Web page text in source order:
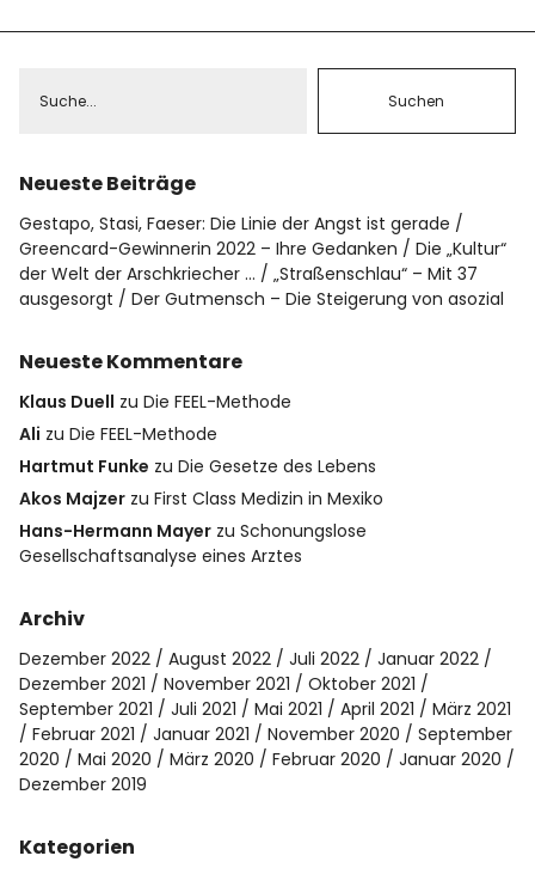
Newsletter
Datenschutz
Info
Neueste Beiträge
Gestapo, Stasi, Faeser: Die Linie der Angst ist gerade
Greencard-Gewinnerin 2022 – Ihre Gedanken
Die „Kultur“
der Welt der Arschkriecher …
„Straßenschlau“ – Mit 37
ausgesorgt
Der Gutmensch – Die Steigerung von asozial
Neueste Kommentare
Klaus Duell zuDie FEEL-Methode
Ali zuDie FEEL-Methode
Hartmut Funke zuDie Gesetze des Lebens
Akos Majzer zuFirst Class Medizin in Mexiko
Hans-Hermann Mayer zuSchonungslose
Gesellschaftsanalyse eines Arztes
Archiv
Dezember 2022 August 2022 Juli 2022
Januar 2022
Dezember 2021
November 2021
Oktober 2021
September 2021
Juli 2021 Mai 2021 April 2021
März 2021
Februar 2021
Januar 2021 November 2020
September
2020
Mai 2020 März 2020 Februar 2020
Januar 2020
Dezember 2019
Kategorien